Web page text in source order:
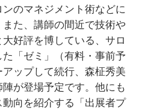
のマネジメント術などに
た、講師の間近で技術や
好評を博している、サロ
「ゼミ」（有料・事前予
ップして続行、森柾秀美
が登場予定です。他にも
向を紹介する「出展者プ